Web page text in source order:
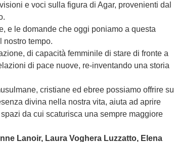
e voci sulla figura di Agar, provenienti dal
e le domande che oggi poniamo a questa
nostro tempo.
di capacità femminile di stare di fronte a
di pace nuove, re-inventando una storia
cristiane ed ebree possiamo offrire su
divina nella nostra vita, aiuta ad aprire
da cui scaturisca una sempre maggiore
Lanoir, Laura Voghera Luzzatto, Elena